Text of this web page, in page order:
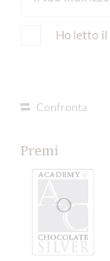
Ho letto il
Confronta
Premi